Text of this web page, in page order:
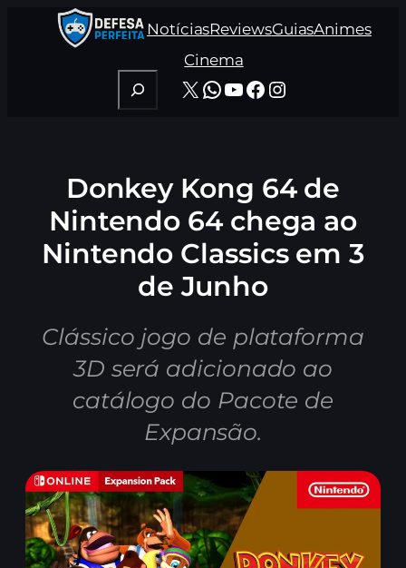
NotíciasReviewsGuiasAnimes
Cinema
Pesquisar
X WhatsApp
Youtube
Facebook
Instagram
Donkey Kong 64 de
Nintendo 64 chega ao
Nintendo Classics em 3
de Junho
Clássico jogo de plataforma
3D será adicionado ao
catálogo do Pacote de
Expansão.